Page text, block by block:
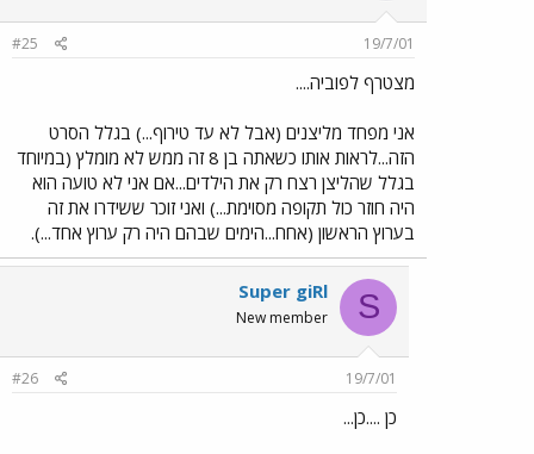
19/7/01
#25
מצטרף לפוביה....
אני מפחד מליצנים (אבל לא עד טירוף...) בגלל הסרט
הזה...לראות אותו כשאתה בן 8 זה ממש לא מומלץ (במיוחד
בגלל שהליצן רצח רק את הילדים...אם אני לא טועה הוא
היה חוזר כול תקופה מסוימת...) ואני זוכר ששידרו את זה
בערוץ הראשון (אחח...הימים שבהם היה רק ערוץ אחד...).
S
Super giRl
New member
19/7/01
#26
כן ....כן...